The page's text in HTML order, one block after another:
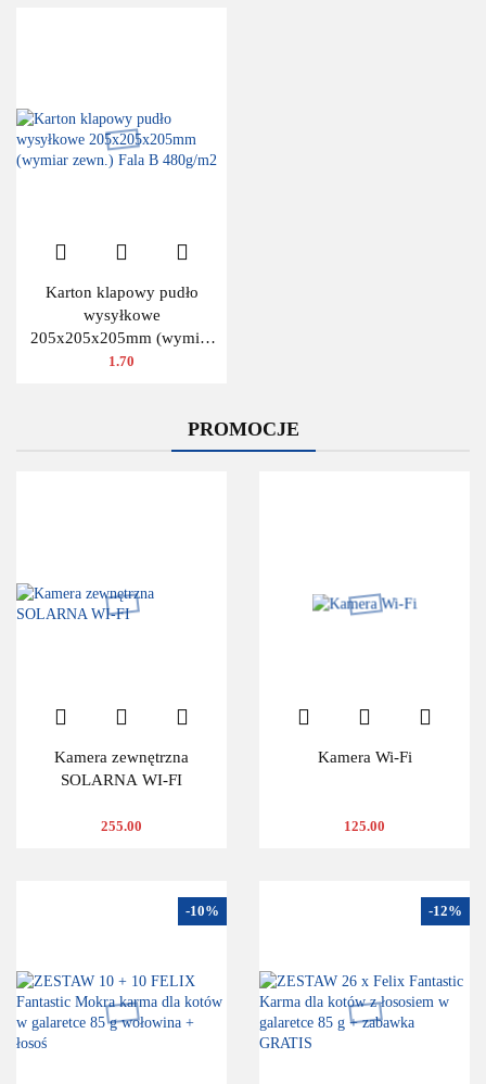
Karton klapowy pudło
wysyłkowe
205x205x205mm (wymiar
zewn.) Fala B 480g/m2
1.70
PROMOCJE
Kamera zewnętrzna
SOLARNA WI-FI
255.00
Kamera Wi-Fi
125.00
-10% -12%